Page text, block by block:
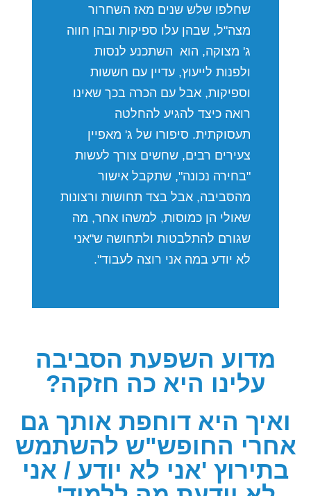
שחלפו שלש שנים מאז השחרור
מצה"ל, שבהן עלו ספיקות ובהן חווה
ג' מצוקה, הוא השתכנע לנסות
ולפנות לייעוץ, עדיין עם חששות
וספיקות, אבל עם הכרה בכך שאינו
רואה כיצד להגיע להחלטה
תעסוקתית. סיפורו של ג' מאפיין
צעירים רבים, שחשים צורך לעשות
"בחירה נכונה", שתקבל אישור
מהסביבה, אבל בצד תחושות ורצונות
שאולי הן כמוסות, למשהו אחר, מה
שגורם להתלבטות ולתחושה ש"אני
לא יודע במה אני רוצה לעבוד".
מדוע השפעת הסביבה
עלינו היא כה חזקה?
ואיך היא דוחפת אותך גם
אחרי החופש"ש להשתמש
בתירוץ 'אני לא יודע / אני